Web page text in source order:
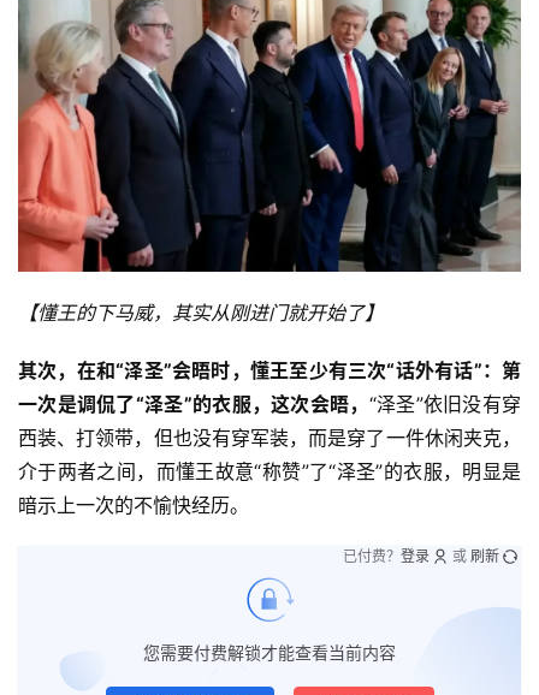
【懂王的下马威，其实从刚进门就开始了】
其次，在和“泽圣”会晤时，懂王至少有三次“话外有话”：第
一次是调侃了“泽圣”的衣服，这次会晤， “泽圣”依旧没有穿
西装、打领带，但也没有穿军装，而是穿了一件休闲夹克，
介于两者之间，而懂王故意“称赞”了“泽圣”的衣服，明显是
暗示上一次的不愉快经历。
您需要付费解锁才能查看当前内容
已付费？ 登录 或 刷新